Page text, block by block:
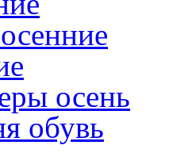
осень
обувь